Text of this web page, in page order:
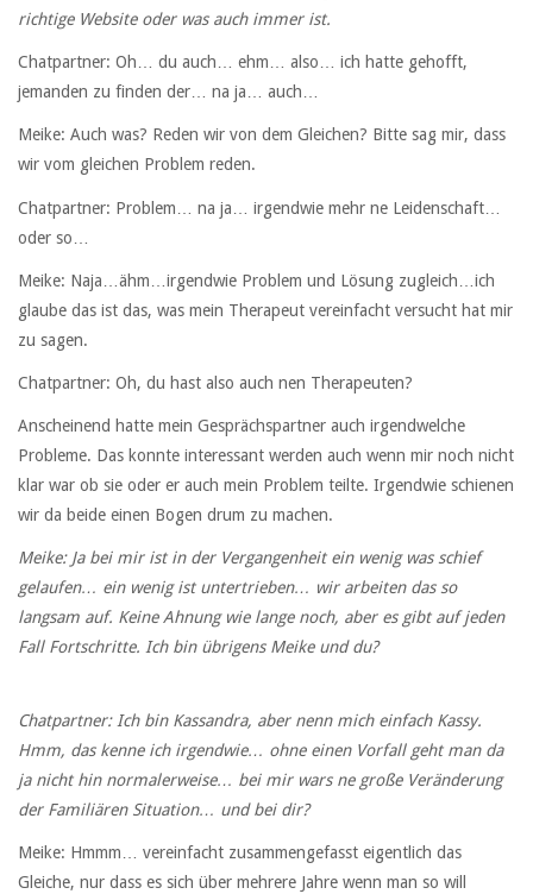
richtige Website oder was auch immer ist.
Chatpartner: Oh… du auch… ehm… also… ich hatte gehofft,
jemanden zu finden der… na ja… auch…
Meike: Auch was? Reden wir von dem Gleichen? Bitte sag mir, dass
wir vom gleichen Problem reden.
Chatpartner: Problem… na ja… irgendwie mehr ne Leidenschaft…
oder so…
Meike: Naja…ähm…irgendwie Problem und Lösung zugleich…ich
glaube das ist das, was mein Therapeut vereinfacht versucht hat mir
zu sagen.
Chatpartner: Oh, du hast also auch nen Therapeuten?
Anscheinend hatte mein Gesprächspartner auch irgendwelche
Probleme. Das konnte interessant werden auch wenn mir noch nicht
klar war ob sie oder er auch mein Problem teilte. Irgendwie schienen
wir da beide einen Bogen drum zu machen.
Meike: Ja bei mir ist in der Vergangenheit ein wenig was schief
gelaufen… ein wenig ist untertrieben… wir arbeiten das so
langsam auf. Keine Ahnung wie lange noch, aber es gibt auf jeden
Fall Fortschritte. Ich bin übrigens Meike und du?
Chatpartner: Ich bin Kassandra, aber nenn mich einfach Kassy.
Hmm, das kenne ich irgendwie… ohne einen Vorfall geht man da
ja nicht hin normalerweise… bei mir wars ne große Veränderung
der Familiären Situation… und bei dir?
Meike: Hmmm… vereinfacht zusammengefasst eigentlich das
Gleiche, nur dass es sich über mehrere Jahre wenn man so will